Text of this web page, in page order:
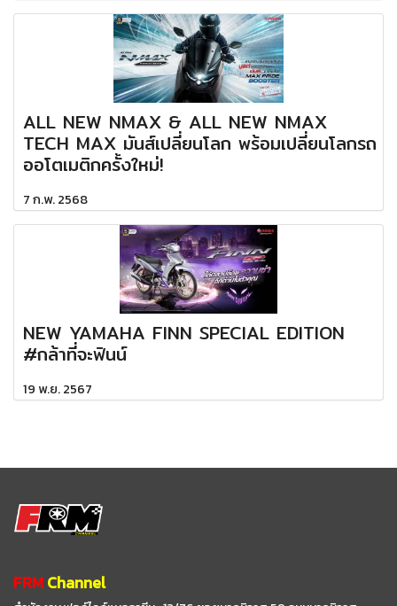
ALL NEW NMAX & ALL NEW NMAX
TECH MAX มันส์เปลี่ยนโลก พร้อมเปลี่ยนโลกรถ
ออโตเมติกครั้งใหม่!
7 ก.พ. 2568
NEW YAMAHA FINN SPECIAL EDITION
#กล้าที่จะฟินน์
19 พ.ย. 2567
FRMChannel